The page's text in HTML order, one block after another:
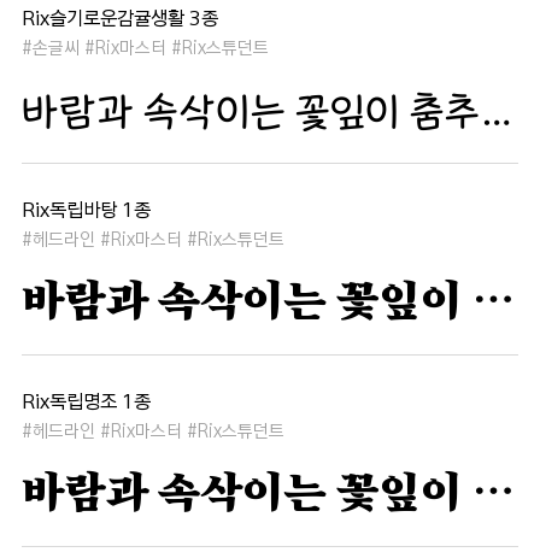
Rix슬기로운감귤생활 3종
#손글씨 #Rix마스터 #Rix스튜던트
바람과 속삭이는 꽃잎이 춤추듯 하늘을 날아 새처럼 꿈은 자유롭고 별빛처럼 빛나 새벽의 고요함 속에서 겨울 눈처럼 순수한 열정은 봄을 부른다
Rix독립바탕 1종
#헤드라인 #Rix마스터 #Rix스튜던트
바람과 속삭이는 꽃잎이 춤추듯 하늘을 날아 새처럼 꿈은 자유롭고 별빛처럼 빛나 새벽의 고요함 속에서 겨울 눈처럼 순수한 열정은 봄을 부른다
Rix독립명조 1종
#헤드라인 #Rix마스터 #Rix스튜던트
바람과 속삭이는 꽃잎이 춤추듯 하늘을 날아 새처럼 꿈은 자유롭고 별빛처럼 빛나 새벽의 고요함 속에서 겨울 눈처럼 순수한 열정은 봄을 부른다